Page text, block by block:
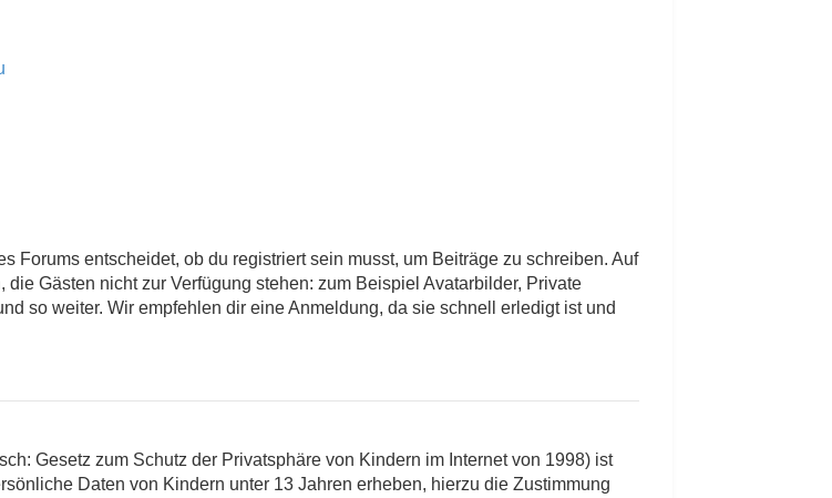
entscheidet, ob du registriert sein musst, um Beiträge zu schreiben. Auf
Gästen nicht zur Verfügung stehen: zum Beispiel Avatarbilder, Private
so weiter. Wir empfehlen dir eine Anmeldung, da sie schnell erledigt ist und
Gesetz zum Schutz der Privatsphäre von Kindern im Internet von 1998) ist
Daten von Kindern unter 13 Jahren erheben, hierzu die Zustimmung